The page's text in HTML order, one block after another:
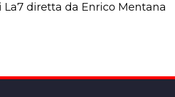
La7 diretta da Enrico Mentana